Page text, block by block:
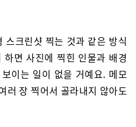
스크린샷 찍는 것과 같은 방식
면 사진에 찍힌 인물과 배경
이는 일이 없을 거예요. 메모
러 장 찍어서 골라내지 않아도